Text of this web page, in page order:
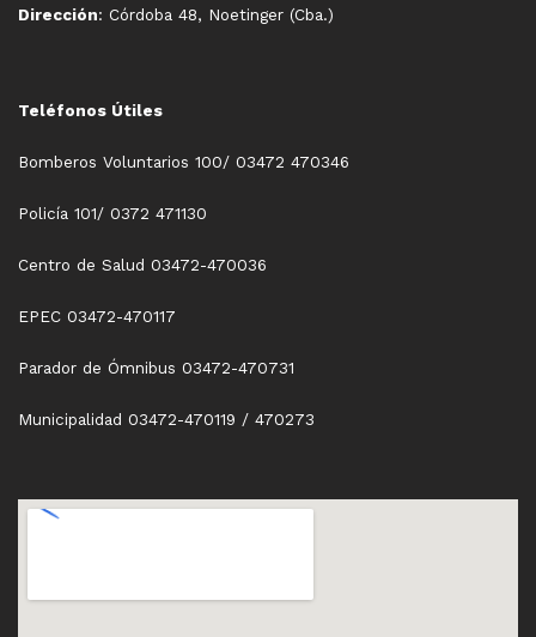
Dirección: Córdoba 48, Noetinger (Cba.)
Teléfonos Útiles
Bomberos Voluntarios 100/ 03472 470346
Policía 101/ 0372 471130
Centro de Salud 03472-470036
EPEC 03472-470117
Parador de Ómnibus 03472-470731
Municipalidad 03472-470119 / 470273